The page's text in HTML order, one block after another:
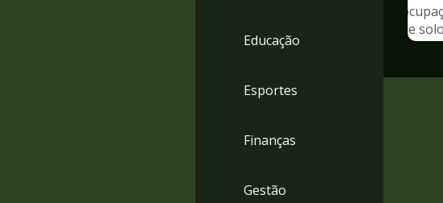
Educação
Esportes
Finanças
Gestão